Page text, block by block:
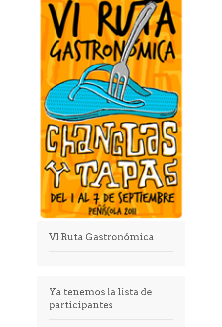
VI Ruta Gastronómica
Ya tenemos la lista de
participantes